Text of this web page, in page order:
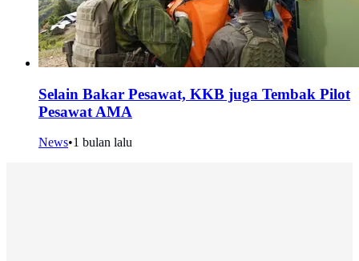
Selain Bakar Pesawat, KKB juga Tembak Pilot
Pesawat AMA
News•1 bulan lalu